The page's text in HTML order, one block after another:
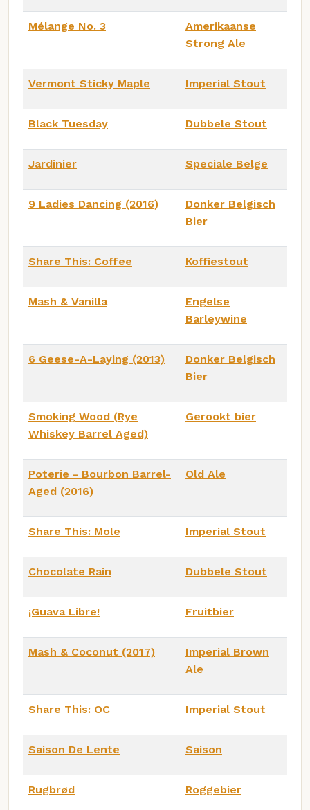
Mélange No. 3
Amerikaanse
Strong Ale
Vermont Sticky Maple Imperial Stout
Black Tuesday Dubbele Stout
Jardinier Speciale Belge
9 Ladies Dancing (2016)
Donker Belgisch
Bier
Share This: Coffee Koffiestout
Mash & Vanilla
Engelse
Barleywine
6 Geese-A-Laying (2013)
Donker Belgisch
Bier
Smoking Wood (Rye
Whiskey Barrel Aged)
Gerookt bier
Poterie - Bourbon Barrel-
Aged (2016)
Old Ale
Share This: Mole Imperial Stout
Chocolate Rain Dubbele Stout
¡Guava Libre! Fruitbier
Mash & Coconut (2017)
Imperial Brown
Ale
Share This: OC Imperial Stout
Saison De Lente Saison
Rugbrød Roggebier